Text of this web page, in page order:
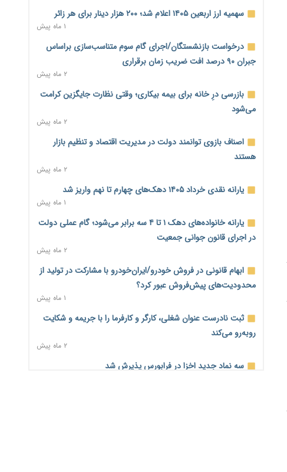
تأمین سرمایه در گردش بدون خلق نقدینگی؛ نقش جدید
۲ روز پیش
معمای تأمین ۸۰ همت معوقات بازنشستگان؛ بانک رفاه وارد
۲ روز پیش
۲ روز پیش
آغاز اجرای پایلوت «ردا کارت» برای دانشجویان تحصیلات تکمیلی
۲ روز پیش
محدودیت تازه برای شبکه بانکی؛ افزایش سپرده قانونی با هدف
کنترل تورم
۲ روز پیش
ترمز تولید خودرو کشیده شد؛ افت ۲۵ درصدی تیراژ ایران‌خودرو،
سایپا و پارس‌خودرو
۲ روز پیش
بنگاه‌داری بانک‌ها؛ مانع بزرگ خانه‌دار شدن مستأجران
سهمیه ارز اربعین ۱۴۰۵ اعلام شد؛ ۲۰۰ هزار دینار برای هر زائر
۱ ماه پیش
درخواست بازنشستگان/اجرای گام سوم متناسب‌سازی براساس
جبران ۹۰ درصد افت ضریب زمان برقراری
۲ ماه پیش
بازرسی درِ خانه برای بیمه بیکاری؛ وقتی نظارت جایگزین کرامت
می‌شود
۲ ماه پیش
اصناف بازوی توانمند دولت در مدیریت اقتصاد و تنظیم بازار
هستند
۲ ماه پیش
یارانه نقدی خرداد ۱۴۰۵ دهک‌های چهارم تا نهم واریز شد
۱ ماه پیش
یارانه خانواده‌های دهک ۱ تا ۴ سه برابر می‌شود؛ گام عملی دولت
در اجرای قانون جوانی جمعیت
۲ ماه پیش
ابهام قانونی در فروش خودرو/ایران‌خودرو با مشارکت در تولید از
محدودیت‌های پیش‌فروش عبور کرد؟
۱ ماه پیش
ثبت نادرست عنوان شغلی، کارگر و کارفرما را با جریمه و شکایت
روبه‌رو می‌کند
۲ ماه پیش
سه نماد جدید اخزا در فرابورس پذیرش شد